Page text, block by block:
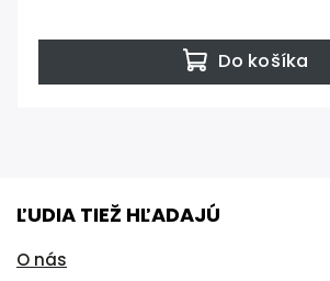
Do košíka
ĽUDIA TIEŽ HĽADAJÚ
O nás